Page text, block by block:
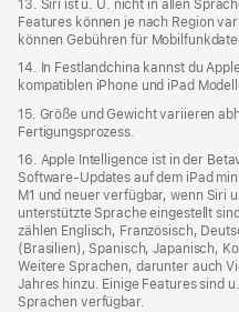
13. Siri ist u. U. nicht in allen
Features können je nach Region
können Gebühren für
14. In Festlandchina kannst du
kompatiblen iPhone und iPad
15. Größe und Gewicht variieren
Fertigungsprozess.
16. Apple Intelligence ist in der
Software-Updates auf dem iPad
M1 und neuer verfügbar, wenn Siri
unterstützte Sprache eingestellt
zählen Englisch, Französisch,
(Brasilien), Spanisch, Japanisch,
Weitere Sprachen, darunter auch
Jahres hinzu. Einige Features sind
Sprachen verfügbar.